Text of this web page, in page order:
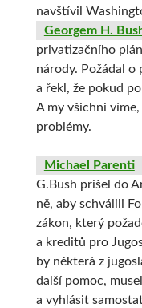
navštívil
Georgem H.
privatizačního
národy. Požádal o
a řekl, že pokud
A my všichni
problémy.
Michael Parenti
G.Bush prišel do
ně, aby schválili
zákon, který
a kreditů pro
by některá z
další pomoc,
a vyhlásit